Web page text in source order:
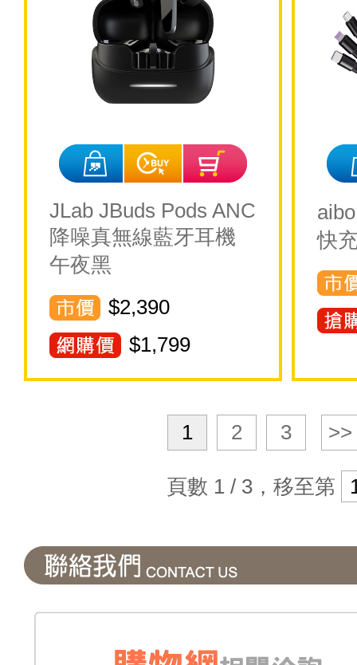
JLab JBuds Pods ANC
降噪真無線藍牙耳機
午夜黑
$2,390
$1,799
快
1 2 3 >>
頁數 1 / 3，移至第